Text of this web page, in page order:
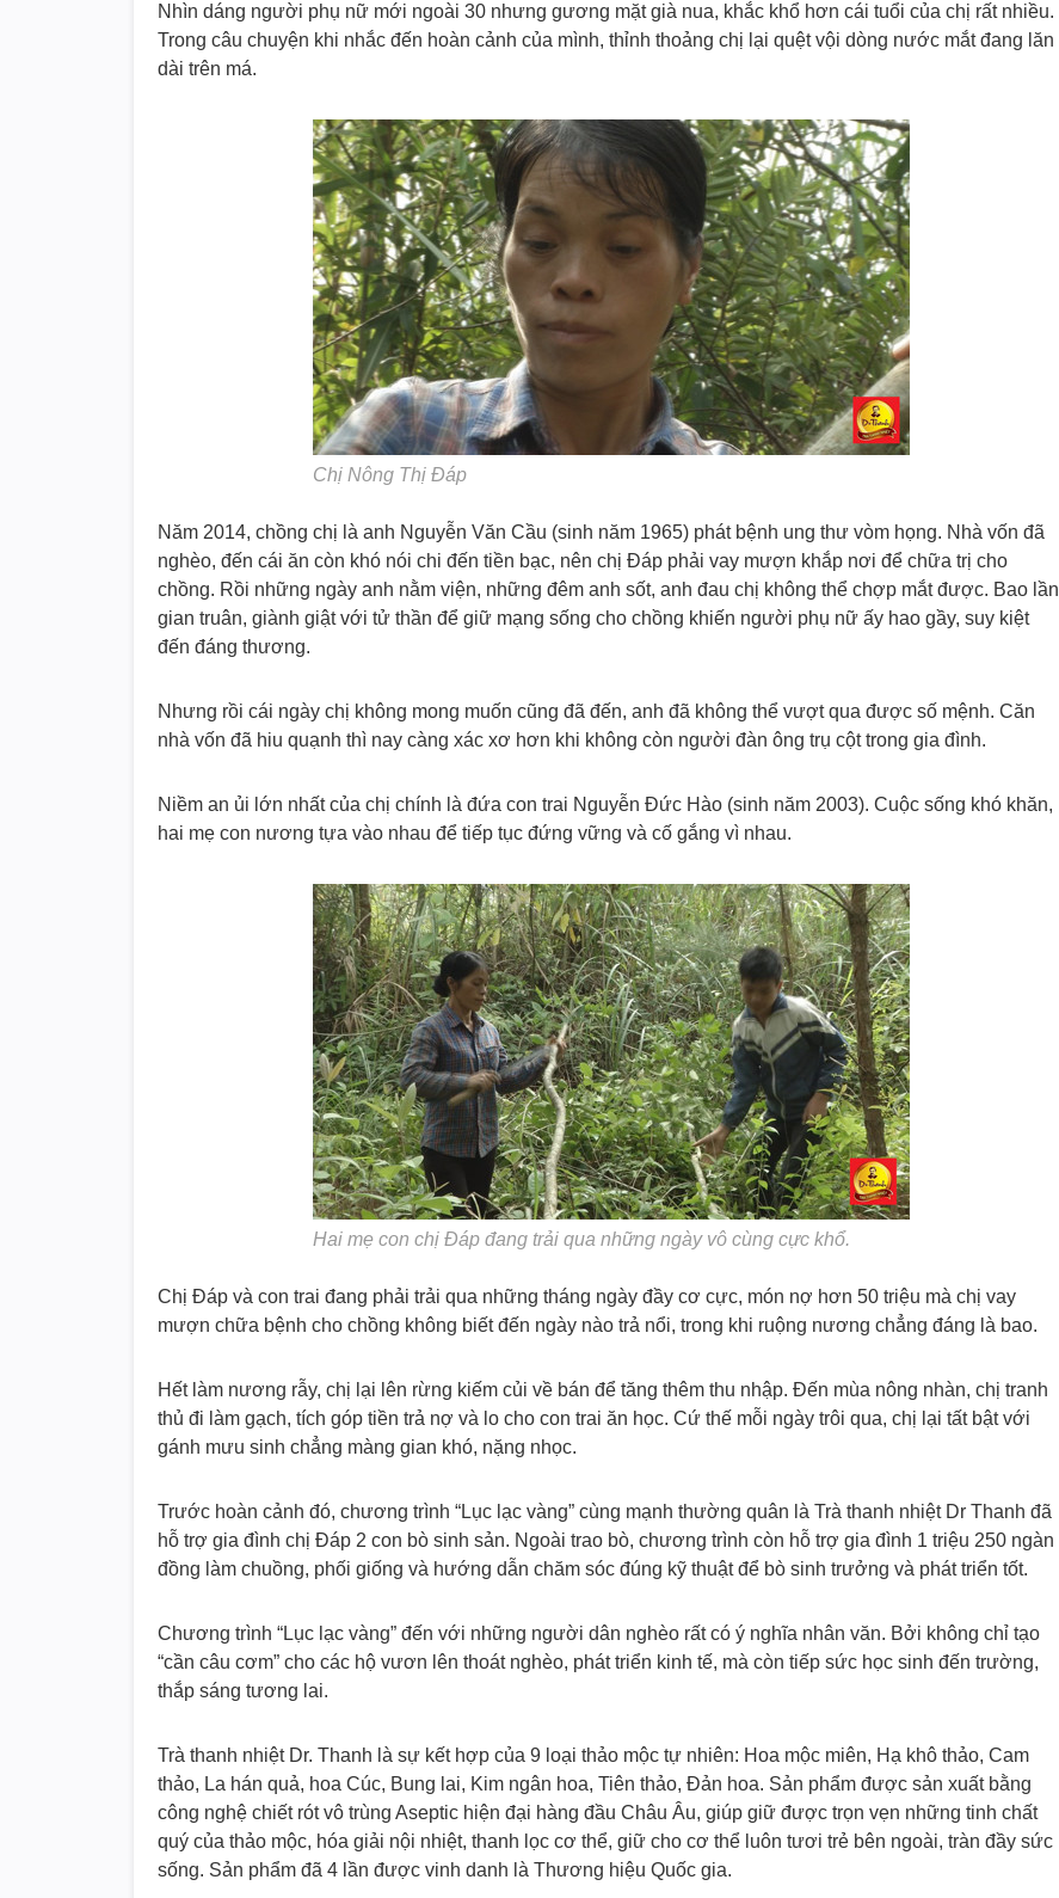
Nhìn dáng người phụ nữ mới ngoài 30 nhưng gương mặt già nua, khắc khổ hơn cái tuổi của chị rất nhiều.
Trong câu chuyện khi nhắc đến hoàn cảnh của mình, thỉnh thoảng chị lại quệt vội dòng nước mắt đang lăn
dài trên má.
Chị Nông Thị Đáp
Năm 2014, chồng chị là anh Nguyễn Văn Cầu (sinh năm 1965) phát bệnh ung thư vòm họng. Nhà vốn đã
nghèo, đến cái ăn còn khó nói chi đến tiền bạc, nên chị Đáp phải vay mượn khắp nơi để chữa trị cho
chồng. Rồi những ngày anh nằm viện, những đêm anh sốt, anh đau chị không thể chợp mắt được. Bao lần
gian truân, giành giật với tử thần để giữ mạng sống cho chồng khiến người phụ nữ ấy hao gầy, suy kiệt
đến đáng thương.
Nhưng rồi cái ngày chị không mong muốn cũng đã đến, anh đã không thể vượt qua được số mệnh. Căn
nhà vốn đã hiu quạnh thì nay càng xác xơ hơn khi không còn người đàn ông trụ cột trong gia đình.
Niềm an ủi lớn nhất của chị chính là đứa con trai Nguyễn Đức Hào (sinh năm 2003). Cuộc sống khó khăn,
hai mẹ con nương tựa vào nhau để tiếp tục đứng vững và cố gắng vì nhau.
Hai mẹ con chị Đáp đang trải qua những ngày vô cùng cực khổ.
Chị Đáp và con trai đang phải trải qua những tháng ngày đầy cơ cực, món nợ hơn 50 triệu mà chị vay
mượn chữa bệnh cho chồng không biết đến ngày nào trả nổi, trong khi ruộng nương chẳng đáng là bao.
Hết làm nương rẫy, chị lại lên rừng kiếm củi về bán để tăng thêm thu nhập. Đến mùa nông nhàn, chị tranh
thủ đi làm gạch, tích góp tiền trả nợ và lo cho con trai ăn học. Cứ thế mỗi ngày trôi qua, chị lại tất bật với
gánh mưu sinh chẳng màng gian khó, nặng nhọc.
Trước hoàn cảnh đó, chương trình “Lục lạc vàng” cùng mạnh thường quân là Trà thanh nhiệt Dr Thanh đã
hỗ trợ gia đình chị Đáp 2 con bò sinh sản. Ngoài trao bò, chương trình còn hỗ trợ gia đình 1 triệu 250 ngàn
đồng làm chuồng, phối giống và hướng dẫn chăm sóc đúng kỹ thuật để bò sinh trưởng và phát triển tốt.
Chương trình “Lục lạc vàng” đến với những người dân nghèo rất có ý nghĩa nhân văn. Bởi không chỉ tạo
“cần câu cơm” cho các hộ vươn lên thoát nghèo, phát triển kinh tế, mà còn tiếp sức học sinh đến trường,
thắp sáng tương lai.
Trà thanh nhiệt Dr. Thanh là sự kết hợp của 9 loại thảo mộc tự nhiên: Hoa mộc miên, Hạ khô thảo, Cam
thảo, La hán quả, hoa Cúc, Bung lai, Kim ngân hoa, Tiên thảo, Đản hoa. Sản phẩm được sản xuất bằng
công nghệ chiết rót vô trùng Aseptic hiện đại hàng đầu Châu Âu, giúp giữ được trọn vẹn những tinh chất
quý của thảo mộc, hóa giải nội nhiệt, thanh lọc cơ thể, giữ cho cơ thể luôn tươi trẻ bên ngoài, tràn đầy sức
sống. Sản phẩm đã 4 lần được vinh danh là Thương hiệu Quốc gia.